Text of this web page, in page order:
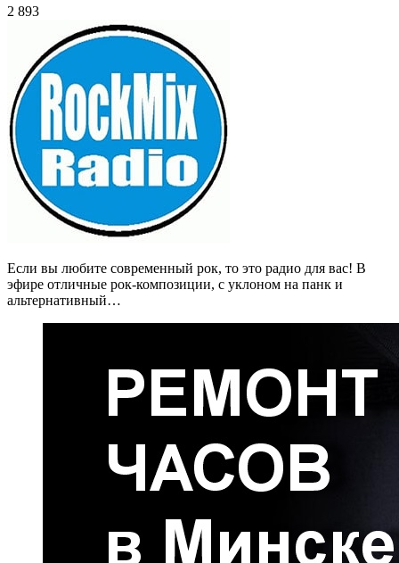
2 893
Если вы любите современный рок, то это радио для вас! В
эфире отличные рок-композиции, с уклоном на панк и
альтернативный…